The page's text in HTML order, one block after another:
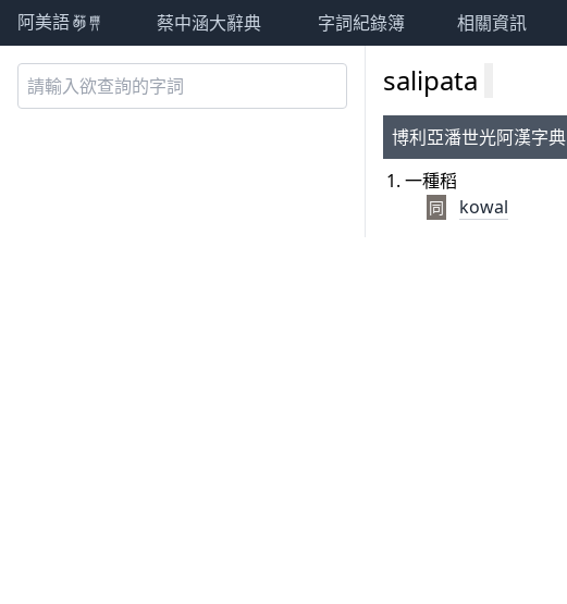
阿美語萌典 蔡中涵大辭典 字詞紀錄簿 相關資訊
salipata
博利亞潘世光阿漢字典
一種稻
同 kowal